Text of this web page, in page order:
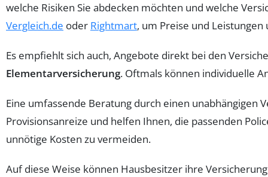
welche Risiken Sie abdecken möchten und welche
Vergleich.de oder Rightmart, um Preise und
Es empfiehlt sich auch, Angebote direkt bei den
Elementarversicherung. Oftmals können individuelle
Eine umfassende Beratung durch einen unabhängigen
Provisionsanreize und helfen Ihnen, die passenden
unnötige Kosten zu vermeiden.
Auf diese Weise können Hausbesitzer ihre